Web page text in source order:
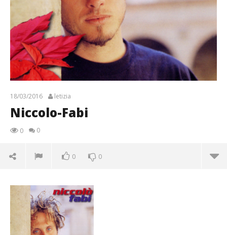
18/03/2016 letizia
Niccolo-Fabi
0 0
0 0
18/03/2016
letizia